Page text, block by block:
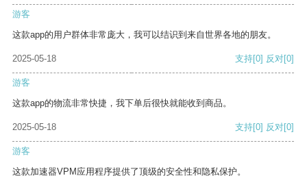
游客
这款app的用户群体非常庞大，我可以结识到来自世界各地的朋友。
2025-05-18 支持[0] 反对[0]
游客
这款app的物流非常快捷，我下单后很快就能收到商品。
2025-05-18 支持[0] 反对[0]
游客
这款加速器VPM应用程序提供了顶级的安全性和隐私保护。